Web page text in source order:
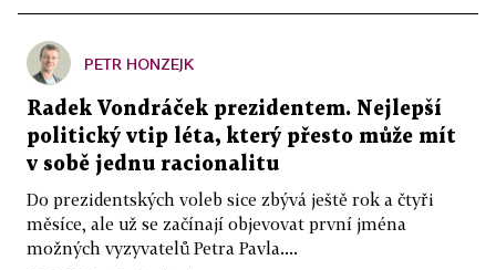
PETR HONZEJK
Radek Vondráček prezidentem. Nejlepší
politický vtip léta, který přesto může mít
v sobě jednu racionalitu
Do prezidentských voleb sice zbývá ještě rok a čtyři
měsíce, ale už se začínají objevovat první jména
možných vyzyvatelů Petra Pavla....